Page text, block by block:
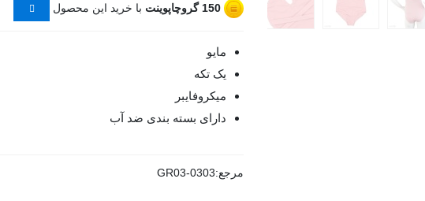
150 گروچاپوینت با خرید این محصول
مایو
یک تکه
میکروفایبر
دارای بسته بندی ضد آب
مرجع:GR03-0303